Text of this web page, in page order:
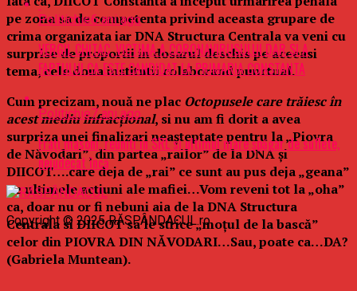
pe zona sa de competenta privind aceasta grupare de
crima organizata iar DNA Structura Centrala va veni cu
surprise de proportii in dosarul deschis pe aceeasi
tema, cele doua institutii colaborand punctual.
Cum precizam, nouă ne plac Octopusele care trăiesc în
acest mediu infracțional, si nu am fi dorit a avea
surpriza unei finalizari neașteptate pentru la „Piovra
de Năvodari”, din partea „railor” de la DNA și
DIICOT….care deja de „rai” ce sunt au pus deja „geana”
pe ultimele actiuni ale mafiei…Vom reveni tot la „oha”
ca, doar nu or fi nebuni aia de la DNA Structura
Centrala si DIICOT sa le strice „moțul de la bască”
celor din PIOVRA DIN NĂVODARI…Sau, poate ca…DA?
(Gabriela Muntean).
Politichie6 ani ago
VERGIL CHITAC, VICTIMA A CORONAVIRUSULUI DAR SI A
FAPTULUI CA ESTE CANDIDAT LA PRIMARIA CONSTANTA
Politichie7 ani ago
Frați masoni, reuniți în SRL si ultimul mare șpăgar de suflete,
nejudecat încă
Copyright © 2025 RĂSPÂNDACUL.ro